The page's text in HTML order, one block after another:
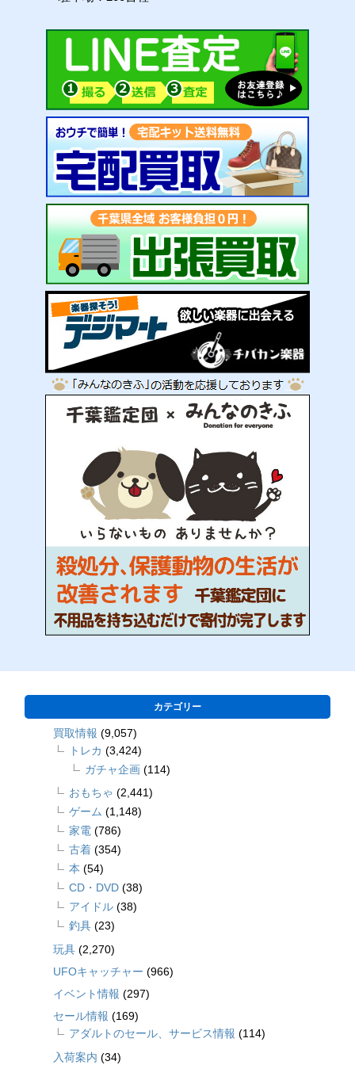
カテゴリー
買取情報 (9,057)
トレカ (3,424)
ガチャ企画 (114)
おもちゃ (2,441)
ゲーム (1,148)
家電 (786)
古着 (354)
本 (54)
CD・DVD (38)
アイドル (38)
釣具 (23)
玩具 (2,270)
UFOキャッチャー (966)
イベント情報 (297)
セール情報 (169)
アダルトのセール、サービス情報 (114)
入荷案内 (34)